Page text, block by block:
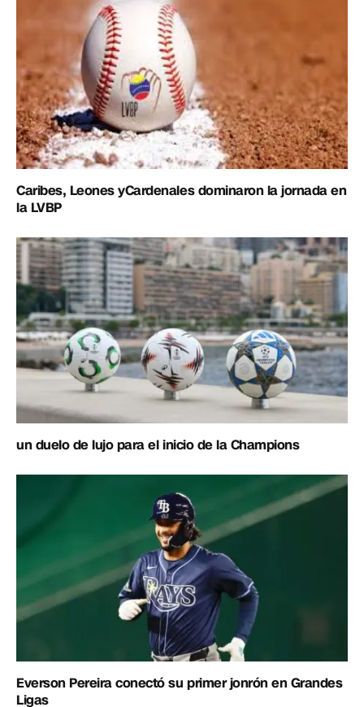
Caribes, Leones yCardenales dominaron la jornada en
la LVBP
un duelo de lujo para el inicio de la Champions
Everson Pereira conectó su primer jonrón en Grandes
Ligas